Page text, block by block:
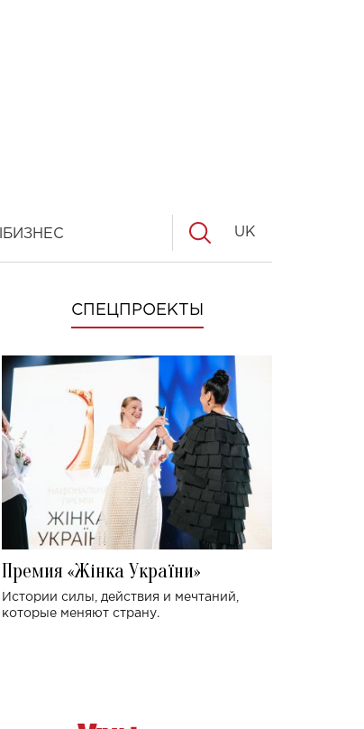
БИЗНЕС UK
СПЕЦПРОЕКТЫ
Премия «Жінка України»
Истории силы, действия и мечтаний,
которые меняют страну.